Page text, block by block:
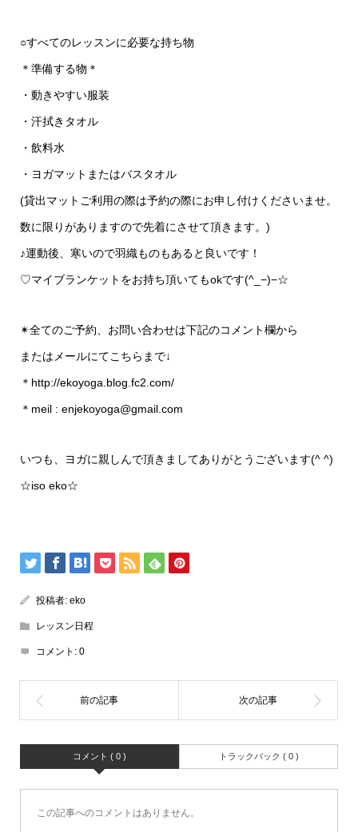
○すべてのレッスンに必要な持ち物
＊準備する物＊
・動きやすい服装
・汗拭きタオル
・飲料水
・ヨガマットまたはバスタオル
(貸出マットご利用の際は予約の際にお申し付けくださいませ。
数に限りがありますので先着にさせて頂きます。)
♪運動後、寒いので羽織ものもあると良いです！
♡マイブランケットをお持ち頂いてもokです(^_−)−☆
✴︎全てのご予約、お問い合わせは下記のコメント欄から
またはメールにてこちらまで↓
＊http://ekoyoga.blog.fc2.com/
＊meil : enjekoyoga@gmail.com
いつも、ヨガに親しんで頂きましてありがとうございます(^ ^)
☆iso eko☆
投稿者: eko
レッスン日程
コメント: 0
コメント ( 0 ) トラックバック ( 0 )
この記事へのコメントはありません。